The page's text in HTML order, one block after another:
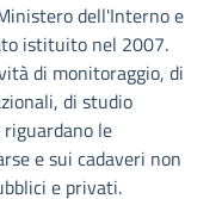
dell'Interno e
istituito nel 2007.
di monitoraggio, di
di studio
le
e sui cadaveri non
e privati.